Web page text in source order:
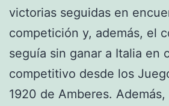
victorias seguidas en
competición y, además, el
seguía sin ganar a Italia en
competitivo desde los
1920 de Amberes.